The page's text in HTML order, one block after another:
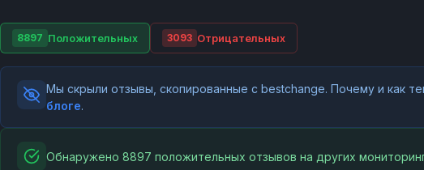
8897 Положительных 3093 Отрицательных
Мы скрыли отзывы, скопированные с bestchange. Почему и как
блоге.
Обнаружено 8897 положительных отзывов на других